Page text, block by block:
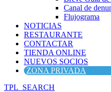
Canal de
Flujograma
NOTICIAS
RESTAURANTE
CONTACTAR
TIENDA ONLINE
NUEVOS SOCIOS
ZONA PRIVADA
TPL_SEARCH